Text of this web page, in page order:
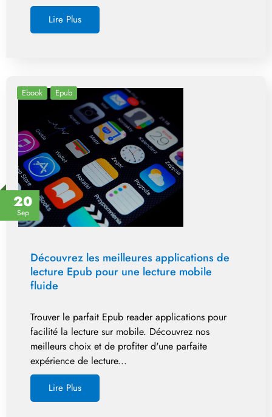
Lire Plus
20
Sep
Ebook Epub
Découvrez les meilleures applications de
lecture Epub pour une lecture mobile
fluide
Trouver le parfait Epub reader applications pour
facilité la lecture sur mobile. Découvrez nos
meilleurs choix et de profiter d'une parfaite
expérience de lecture...
Lire Plus